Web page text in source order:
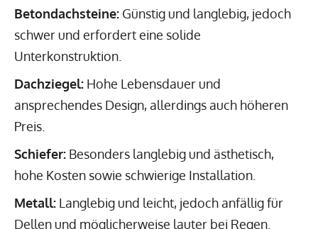
Betondachsteine: Günstig und langlebig, jedoch
schwer und erfordert eine solide
Unterkonstruktion.
Dachziegel: Hohe Lebensdauer und
ansprechendes Design, allerdings auch höheren
Preis.
Schiefer: Besonders langlebig und ästhetisch,
hohe Kosten sowie schwierige Installation.
Metall: Langlebig und leicht, jedoch anfällig für
Dellen und möglicherweise lauter bei Regen.